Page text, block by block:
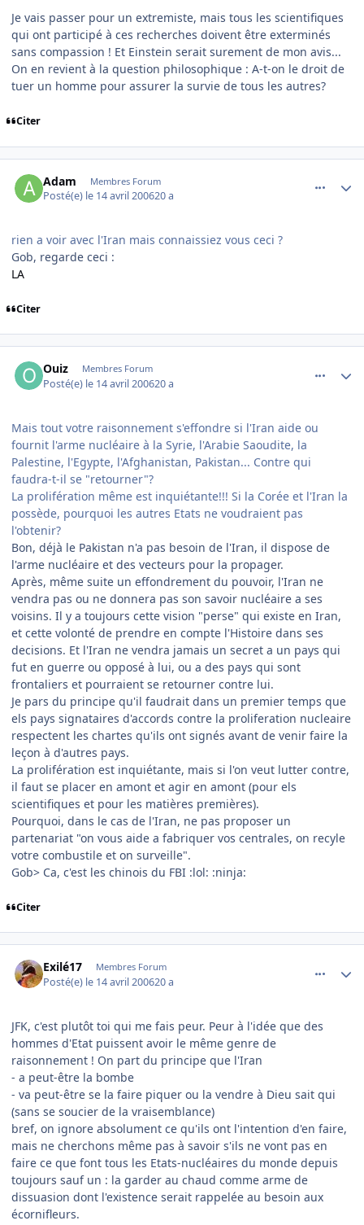
Je vais passer pour un extremiste, mais tous les scientifiques
qui ont participé à ces recherches doivent être exterminés
sans compassion ! Et Einstein serait surement de mon avis...
On en revient à la question philosophique : A-t-on le droit de
tuer un homme pour assurer la survie de tous les autres?
Citer
Adam Membres Forum
Posté(e) le 14 avril 200620 a
rien a voir avec l'Iran mais connaissiez vous ceci ?
Gob, regarde ceci :
LA
Citer
Ouiz Membres Forum
Posté(e) le 14 avril 200620 a
Mais tout votre raisonnement s'effondre si l'Iran aide ou
fournit l'arme nucléaire à la Syrie, l'Arabie Saoudite, la
Palestine, l'Egypte, l'Afghanistan, Pakistan... Contre qui
faudra-t-il se "retourner"?
La prolifération même est inquiétante!!! Si la Corée et l'Iran la
possède, pourquoi les autres Etats ne voudraient pas
l'obtenir?
Bon, déjà le Pakistan n'a pas besoin de l'Iran, il dispose de
l'arme nucléaire et des vecteurs pour la propager.
Après, même suite un effondrement du pouvoir, l'Iran ne
vendra pas ou ne donnera pas son savoir nucléaire a ses
voisins. Il y a toujours cette vision "perse" qui existe en Iran,
et cette volonté de prendre en compte l'Histoire dans ses
decisions. Et l'Iran ne vendra jamais un secret a un pays qui
fut en guerre ou opposé à lui, ou a des pays qui sont
frontaliers et pourraient se retourner contre lui.
Je pars du principe qu'il faudrait dans un premier temps que
els pays signataires d'accords contre la proliferation nucleaire
respectent les chartes qu'ils ont signés avant de venir faire la
leçon à d'autres pays.
La prolifération est inquiétante, mais si l'on veut lutter contre,
il faut se placer en amont et agir en amont (pour els
scientifiques et pour les matières premières).
Pourquoi, dans le cas de l'Iran, ne pas proposer un
partenariat "on vous aide a fabriquer vos centrales, on recyle
votre combustile et on surveille".
Gob> Ca, c'est les chinois du FBI :lol: :ninja:
Citer
Exilé17 Membres Forum
Posté(e) le 14 avril 200620 a
JFK, c'est plutôt toi qui me fais peur. Peur à l'idée que des
hommes d'Etat puissent avoir le même genre de
raisonnement ! On part du principe que l'Iran
- a peut-être la bombe
- va peut-être se la faire piquer ou la vendre à Dieu sait qui
(sans se soucier de la vraisemblance)
bref, on ignore absolument ce qu'ils ont l'intention d'en faire,
mais ne cherchons même pas à savoir s'ils ne vont pas en
faire ce que font tous les Etats-nucléaires du monde depuis
toujours sauf un : la garder au chaud comme arme de
dissuasion dont l'existence serait rappelée au besoin aux
écornifleurs.